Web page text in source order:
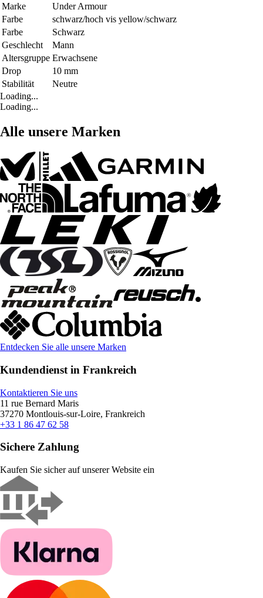
Marke
Under Armour
Farbe
schwarz/hoch vis yellow/schwarz
Farbe
Schwarz
Geschlecht
Mann
Altersgruppe Erwachsene
Drop
10 mm
Stabilität
Neutre
Loading...
Loading...
Alle unsere Marken
Entdecken Sie alle unsere Marken
Kundendienst in Frankreich
Kontaktieren Sie uns
11 rue Bernard Maris
37270 Montlouis-sur-Loire, Frankreich
+33 1 86 47 62 58
Sichere Zahlung
Kaufen Sie sicher auf unserer Website ein